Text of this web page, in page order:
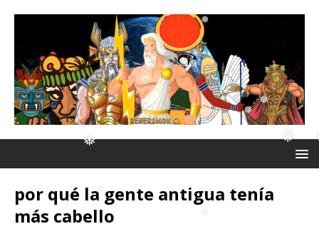
❅
❅
❅
❅ ❅ ❅
❅
por qué la gente antigua tenía
más cabello